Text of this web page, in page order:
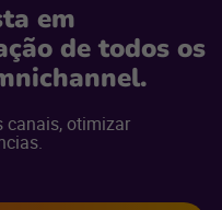
em
de todos os
canais, otimizar